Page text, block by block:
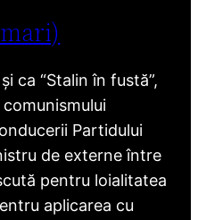
ca “Stalin în fustă”,
Partidului
de externe între
pentru loialitatea
aplicarea cu